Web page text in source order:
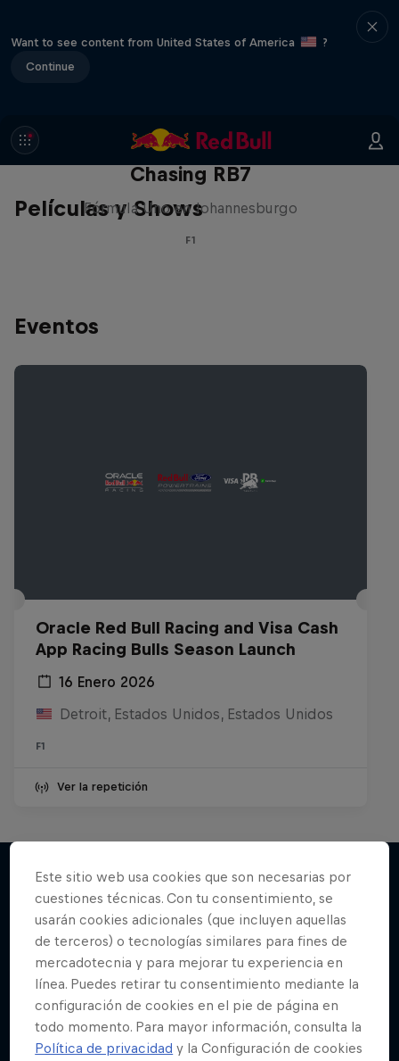
Want to see content from United States of America
?
Continue
Películas y Shows
Chasing RB7
Fórmula Uno en Johannesburgo
F1
Eventos
Oracle Red Bull Racing and Visa Cash
App Racing Bulls Season Launch
16 Enero 2026
Detroit, Estados Unidos, Estados Unidos
F1
Ver la repetición
Más contenidos similares
Este sitio web usa cookies que son necesarias por
cuestiones técnicas. Con tu consentimiento, se
usarán cookies adicionales (que incluyen aquellas
de terceros) o tecnologías similares para fines de
mercadotecnia y para mejorar tu experiencia en
línea. Puedes retirar tu consentimiento mediante la
configuración de cookies en el pie de página en
todo momento. Para mayor información, consulta la
Política de privacidad y la Configuración de cookies